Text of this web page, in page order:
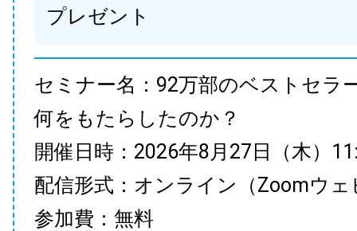
プレゼント
セミナー名：92万部のベストセラ
何をもたらしたのか？
開催日時：2026年8月27日（木）
配信形式：オンライン（Zoomウェ
参加費：無料